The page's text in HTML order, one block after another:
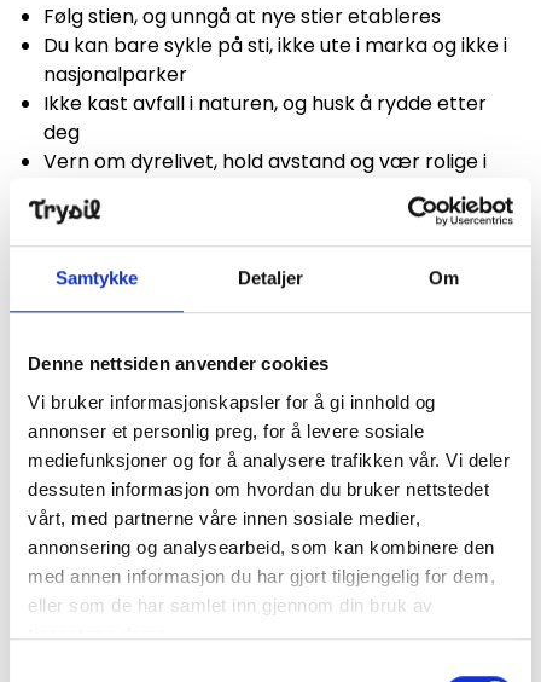
Samtykke Detaljer Om
Denne nettsiden anvender cookies
Vi bruker informasjonskapsler for å gi innhold og
annonser et personlig preg, for å levere sosiale
mediefunksjoner og for å analysere trafikken vår. Vi deler
dessuten informasjon om hvordan du bruker nettstedet
vårt, med partnerne våre innen sosiale medier,
annonsering og analysearbeid, som kan kombinere den
med annen informasjon du har gjort tilgjengelig for dem,
eller som de har samlet inn gjennom din bruk av
tjenestene deres.
Følg stien, og unngå at nye stier etableres
Du kan bare sykle på sti, ikke ute i marka og ikke i
nasjonalparker
Ikke kast avfall i naturen, og husk å rydde etter
deg
Vern om dyrelivet, hold avstand og vær rolige i
Husk båndtvang for hunder 1.april til 20.august
Du kan ikke tenne bål mellom 15. april og 15.
september, unntatt på etablerte bålplasser
Du kan plukke bær, sopp og planter for eget bruk
>> Her kan du lese mer om
allemannsretten
Del stien
Trysil er Norges største stisykkeldestinasjon, men
det er svært mange av våre besøkende som bruker
stiene våre til vandring. Vi oppfordrer alle, syklister
og turgåere, til å respektere hverandre og dele stien.